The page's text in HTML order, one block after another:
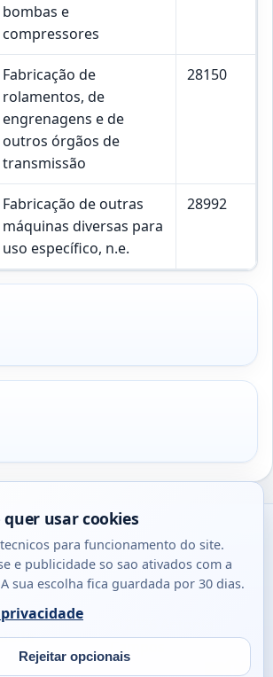
bombas e
compressores
Fabricação de
rolamentos, de
engrenagens e de
outros órgãos de
transmissão
28150
Fabricação de outras
máquinas diversas para
uso específico, n.e.
28992
Campos
Email
quer usar cookies
para funcionamento do site.
e publicidade so sao ativados com a
sua escolha fica guardada por 30 dias.
Rejeitar opcionais